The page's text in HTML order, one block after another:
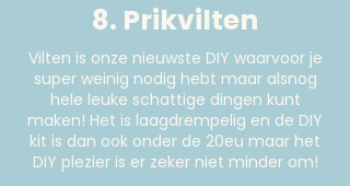
8. Prikvilten
Vilten is onze nieuwste DIY waarvoor je
super weinig nodig hebt maar alsnog
hele leuke schattige dingen kunt
maken! Het is laagdrempelig en de DIY
kit is dan ook onder de 20eu maar het
DIY plezier is er zeker niet minder om!